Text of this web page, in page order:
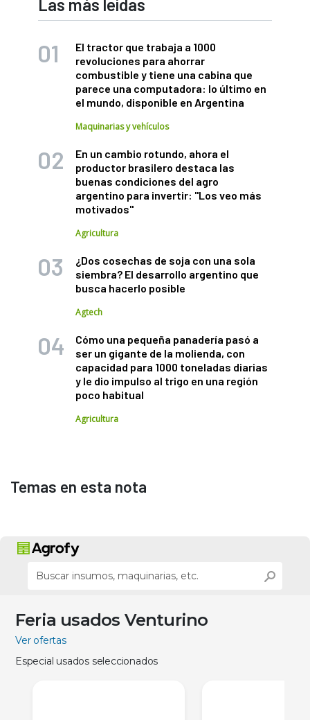
Las más leídas
El tractor que trabaja a 1000
revoluciones para ahorrar
combustible y tiene una cabina que
parece una computadora: lo último en
el mundo, disponible en Argentina
Maquinarias y vehículos
En un cambio rotundo, ahora el
productor brasilero destaca las
buenas condiciones del agro
argentino para invertir: "Los veo más
motivados"
Agricultura
¿Dos cosechas de soja con una sola
siembra? El desarrollo argentino que
busca hacerlo posible
Agtech
Cómo una pequeña panadería pasó a
ser un gigante de la molienda, con
capacidad para 1000 toneladas diarias
y le dio impulso al trigo en una región
poco habitual
Agricultura
Temas en esta nota
Feria usados Venturino
Ver ofertas
Especial usados seleccionados